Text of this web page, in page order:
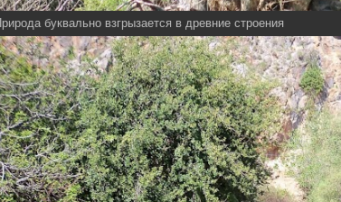
буквально взгрызается в древние строения